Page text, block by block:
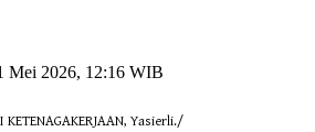
Mei 2026, 12:16 WIB
KETENAGAKERJAAN, Yasierli./